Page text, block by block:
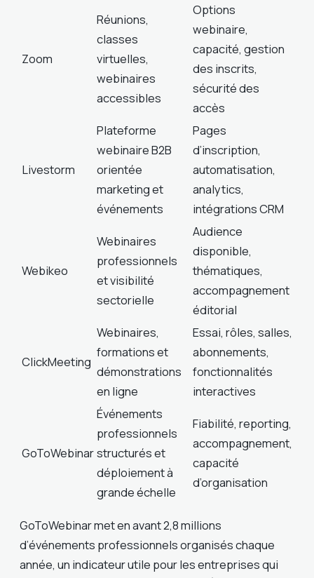
Zoom
Réunions,
classes
virtuelles,
webinaires
accessibles
Options
webinaire,
capacité, gestion
des inscrits,
sécurité des
accès
Livestorm
Plateforme
webinaire B2B
orientée
marketing et
événements
Pages
d’inscription,
automatisation,
analytics,
intégrations CRM
Webikeo
Webinaires
professionnels
et visibilité
sectorielle
Audience
disponible,
thématiques,
accompagnement
éditorial
ClickMeeting
Webinaires,
formations et
démonstrations
en ligne
Essai, rôles, salles,
abonnements,
fonctionnalités
interactives
GoToWebinar
Événements
professionnels
structurés et
déploiement à
grande échelle
Fiabilité, reporting,
accompagnement,
capacité
d’organisation
GoToWebinar met en avant 2,8 millions
d’événements professionnels organisés chaque
année, un indicateur utile pour les entreprises qui